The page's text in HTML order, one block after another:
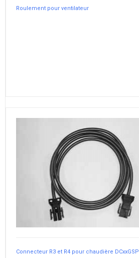
Roulement pour ventilateur
Connecteur R3 et R4 pour chaudière DCxxGSP